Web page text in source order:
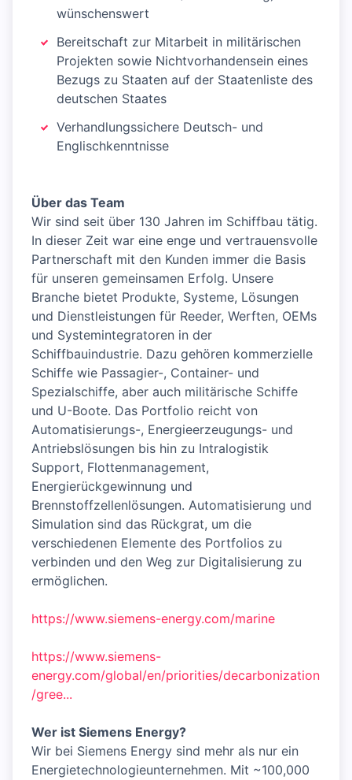
wünschenswert
Bereitschaft zur Mitarbeit in militärischen
Projekten sowie Nichtvorhandensein eines
Bezugs zu Staaten auf der Staatenliste des
deutschen Staates
Verhandlungssichere Deutsch- und
Englischkenntnisse
Über das Team
Wir sind seit über 130 Jahren im Schiffbau tätig.
In dieser Zeit war eine enge und vertrauensvolle
Partnerschaft mit den Kunden immer die Basis
für unseren gemeinsamen Erfolg. Unsere
Branche bietet Produkte, Systeme, Lösungen
und Dienstleistungen für Reeder, Werften, OEMs
und Systemintegratoren in der
Schiffbauindustrie. Dazu gehören kommerzielle
Schiffe wie Passagier-, Container- und
Spezialschiffe, aber auch militärische Schiffe
und U-Boote. Das Portfolio reicht von
Automatisierungs-, Energieerzeugungs- und
Antriebslösungen bis hin zu Intralogistik
Support, Flottenmanagement,
Energierückgewinnung und
Brennstoffzellenlösungen. Automatisierung und
Simulation sind das Rückgrat, um die
verschiedenen Elemente des Portfolios zu
verbinden und den Weg zur Digitalisierung zu
ermöglichen.
https://www.siemens-energy.com/marine
https://www.siemens-
energy.com/global/en/priorities/decarbonization
/gree...
Wer ist Siemens Energy?
Wir bei Siemens Energy sind mehr als nur ein
Energietechnologieunternehmen. Mit ~100,000